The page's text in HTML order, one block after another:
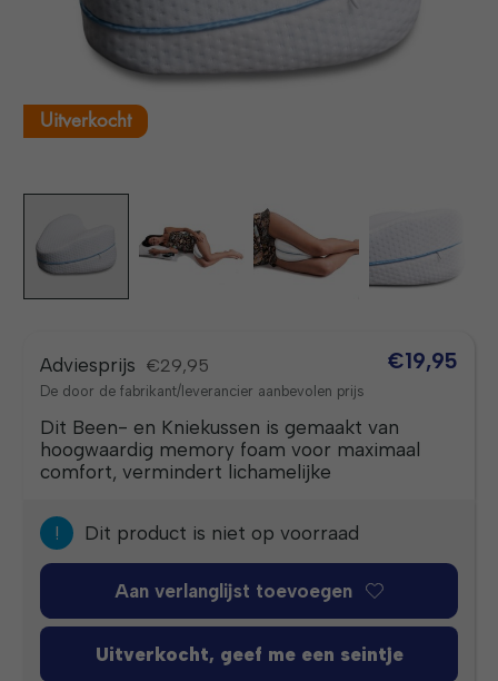
Uitverkocht
Adviesprijs €29,95
De door de fabrikant/leverancier aanbevolen prijs
€19,95
Dit Been- en Kniekussen is gemaakt van
hoogwaardig memory foam voor maximaal
comfort, vermindert lichamelijke
! Dit product is niet op voorraad
Aan verlanglijst toevoegen
Uitverkocht, geef me een seintje